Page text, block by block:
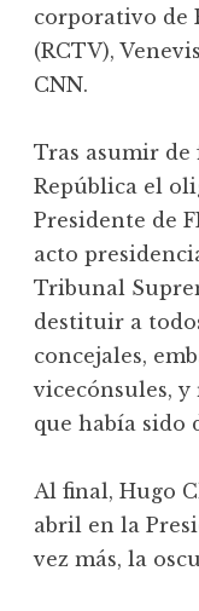
corporativo de
(RCTV),
CNN.
Tras asumir de
República el
Presidente de
acto
Tribunal
destituir a
concejales,
vicecónsules,
que había sido
Al final, Hugo
abril en la
vez más, la